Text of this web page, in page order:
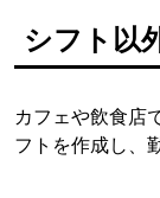
シフト以
カフェや飲食店
フトを作成し、